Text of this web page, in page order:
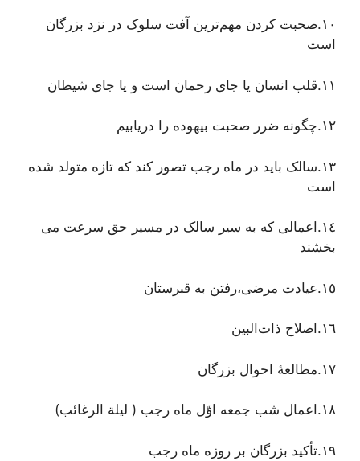
١٠.صحبت کردن مهم‌ترین آفت سلوک در نزد بزرگان
است
١١.قلب انسان یا جای رحمان است و یا جای شیطان
١٢.چگونه ضرر صحبت بیهوده را دریابیم
١٣.سالک باید در ماه رجب تصور کند که تازه متولد شده
است
١٤.اعمالی که به سیر سالک در مسیر حق سرعت می
بخشند
١٥.عیادت مرضی،رفتن به قبرستان
١٦.اصلاح ذات‌البین
١٧.مطالعۀ احوال بزرگان
١٨.اعمال شب جمعه اوّل ماه رجب ( لیلة الرغائب)
١٩.تأکید بزرگان بر روزه ماه رجب